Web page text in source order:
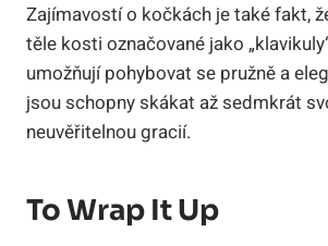
Zajímavostí o kočkách je také fakt,
těle kosti označované jako
umožňují pohybovat se pružně a
jsou schopny skákat až sedmkrát
neuvěřitelnou gracií.
To Wrap It Up